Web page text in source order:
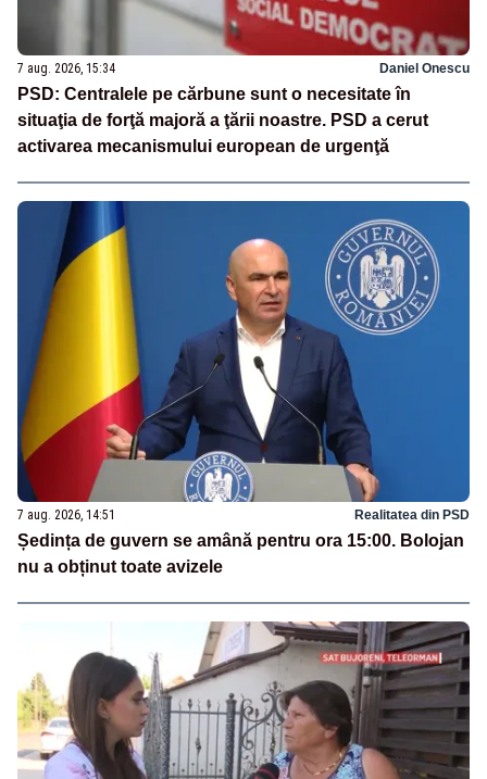
7 aug. 2026, 15:34 Daniel Onescu
PSD: Centralele pe cărbune sunt o necesitate în
situaţia de forţă majoră a ţării noastre. PSD a cerut
activarea mecanismului european de urgenţă
7 aug. 2026, 14:51 Realitatea din PSD
Ședința de guvern se amână pentru ora 15:00. Bolojan
nu a obținut toate avizele